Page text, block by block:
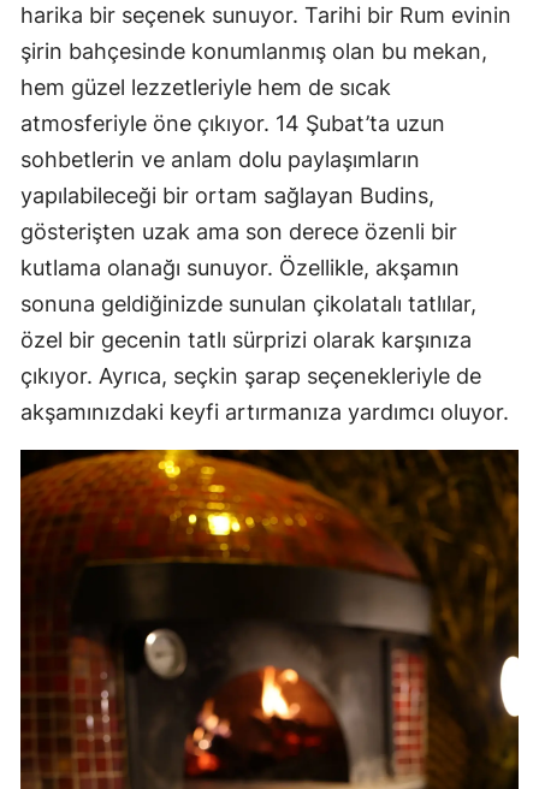
harika bir seçenek sunuyor. Tarihi bir Rum evinin
şirin bahçesinde konumlanmış olan bu mekan,
hem güzel lezzetleriyle hem de sıcak
atmosferiyle öne çıkıyor. 14 Şubat’ta uzun
sohbetlerin ve anlam dolu paylaşımların
yapılabileceği bir ortam sağlayan Budins,
gösterişten uzak ama son derece özenli bir
kutlama olanağı sunuyor. Özellikle, akşamın
sonuna geldiğinizde sunulan çikolatalı tatlılar,
özel bir gecenin tatlı sürprizi olarak karşınıza
çıkıyor. Ayrıca, seçkin şarap seçenekleriyle de
akşamınızdaki keyfi artırmanıza yardımcı oluyor.